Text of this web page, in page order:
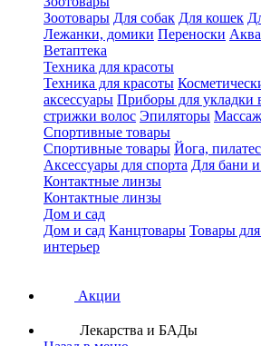
Зоотовары Для собак Для кошек
Лежанки, домики Переноски
Ветаптека
Техника для красоты
Техника для красоты
аксессуары Приборы для укладки
стрижки волос Эпиляторы
Спортивные товары
Спортивные товары Йога, пилатес
Аксессуары для спорта Для бани
Контактные линзы
Контактные линзы
Дом и сад
Дом и сад Канцтовары Товары
интерьер
Акции
Лекарства и БАДы